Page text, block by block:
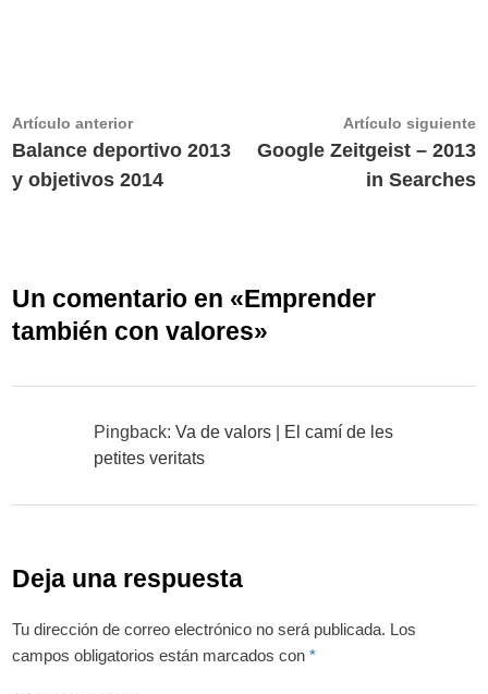
Navegación
de
entradas
Artículo anteriorArtículo
anterior:
Balance deportivo 2013
y objetivos 2014
Artículo siguiente
Google Zeitgeist – 2013
in Searches
Un comentario en «Emprender
también con valores»
Pingback:Va de valors | El camí de les
petites veritats
Deja una respuesta
Tu dirección de correo electrónico no será publicada. Los
campos obligatorios están marcados con*